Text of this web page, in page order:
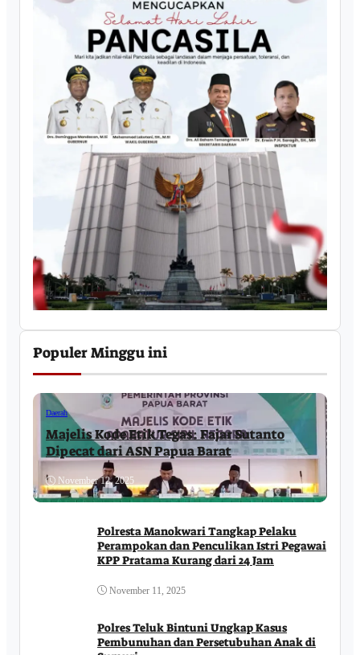
Populer Minggu ini
Daerah
Majelis Kode Etik Tegas: Fajar Sutanto
Dipecat dari ASN Papua Barat
November 12, 2025
Polresta Manokwari Tangkap Pelaku
Perampokan dan Penculikan Istri Pegawai
KPP Pratama Kurang dari 24 Jam
November 11, 2025
Polres Teluk Bintuni Ungkap Kasus
Pembunuhan dan Persetubuhan Anak di